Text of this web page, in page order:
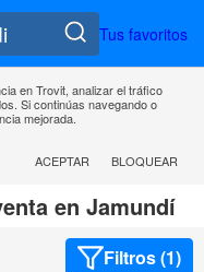
Tus favoritos
en Trovit, analizar el tráfico
Si continúas navegando o
mejorada.
ACEPTAR
BLOQUEAR
en Jamundí
Filtros (1)